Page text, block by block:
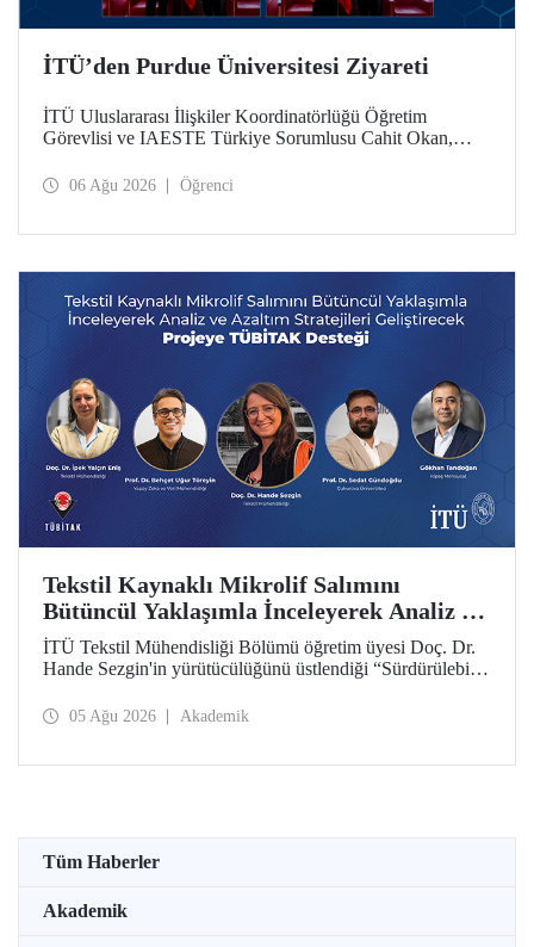
İTÜ’den Purdue Üniversitesi Ziyareti
İTÜ Uluslararası İlişkiler Koordinatörlüğü Öğretim
Görevlisi ve IAESTE Türkiye Sorumlusu Cahit Okan,
Temmuz tarihlerinde ABD’de dünyanın önde gelen
06 Ağu 2026 Öğrenci
Tekstil Kaynaklı Mikrolif Salımını
Bütüncül Yaklaşımla İnceleyerek Analiz ve
Azaltım Stratejileri Geliştirecek Projeye
TÜBİTAK Desteği
İTÜ Tekstil Mühendisliği Bölümü öğretim üyesi Doç. Dr.
Hande Sezgin'in yürütücülüğünü üstlendiği “Sürdürülebilir
Koşullarına Bağlı Mikrolif Salımı: Aşınma, UV Maruziyeti
05 Ağu 2026 Akademik
Tüm Haberler
Akademik